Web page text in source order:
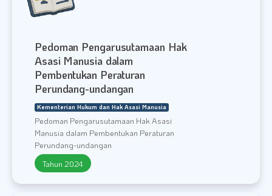
Pedoman Pengarusutamaan Hak
Asasi Manusia dalam
Pembentukan Peraturan
Perundang-undangan
Kementerian Hukum dan Hak Asasi Manusia
Pedoman Pengarusutamaan Hak Asasi
Manusia dalam Pembentukan Peraturan
Perundang-undangan
Tahun 2024